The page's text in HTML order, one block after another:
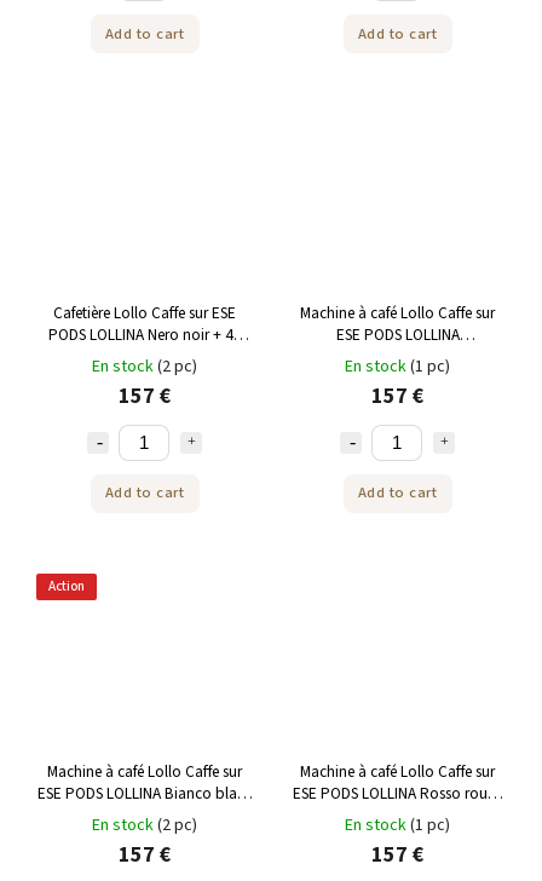
Add to cart Add to cart
Cafetière Lollo Caffe sur ESE
PODS LOLLINA Nero noir + 40
ESE Pods
En stock(2 pc)
157 €
Add to cart
Machine à café Lollo Caffe sur
ESE PODS LOLLINA
Acquamellow turquoise + 40
ESE Pods
En stock(1 pc)
157 €
Add to cart
Action
Machine à café Lollo Caffe sur
ESE PODS LOLLINA Bianco blanc
+ 40 ESE Pods
En stock(2 pc)
157 €
Machine à café Lollo Caffe sur
ESE PODS LOLLINA Rosso rouge
+ 40 ESE Pods
En stock(1 pc)
157 €